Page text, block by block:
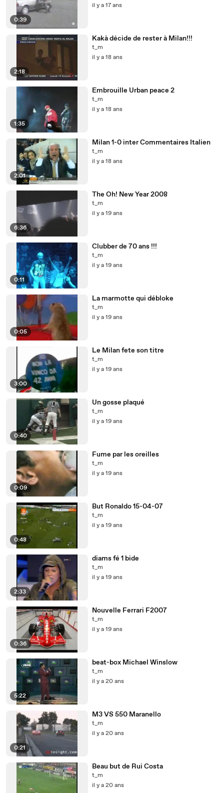
0:39
il y a 17 ans
2:18
Kakà décide de rester à Milan!!!
t_m
il y a 18 ans
1:35
Embrouille Urban peace 2
t_m
il y a 18 ans
2:01
Milan 1-0 inter Commentaires Italien
t_m
il y a 18 ans
6:36
The Oh! New Year 2008
t_m
il y a 19 ans
0:11
Clubber de 70 ans !!!
t_m
il y a 19 ans
0:05
La marmotte qui débloke
t_m
il y a 19 ans
3:00
Le Milan fete son titre
t_m
il y a 19 ans
0:40
Un gosse plaqué
t_m
il y a 19 ans
0:09
Fume par les oreilles
t_m
il y a 19 ans
0:48
But Ronaldo 15-04-07
t_m
il y a 19 ans
2:33
diams fé 1 bide
t_m
il y a 19 ans
0:36
Nouvelle Ferrari F2007
t_m
il y a 19 ans
5:22
beat-box Michael Winslow
t_m
il y a 20 ans
0:21
M3 VS 550 Maranello
t_m
il y a 20 ans
Beau but de Rui Costa
t_m
il y a 20 ans